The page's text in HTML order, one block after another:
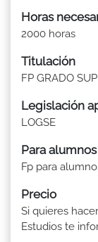
Horas
2000 horas
Titulación
FP GRADO
Legislación
LOGSE
Para
Fp para
Precio
Si quieres
Estudios te